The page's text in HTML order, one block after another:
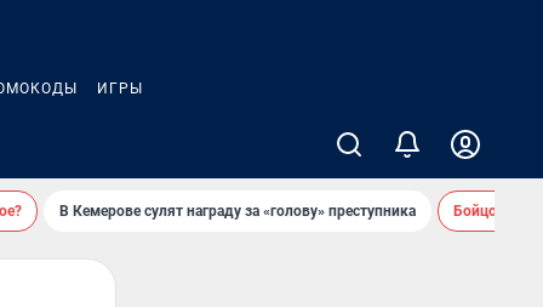
ИГРЫ
В Кемерове сулят награду за «голову» преступника Бойцовский